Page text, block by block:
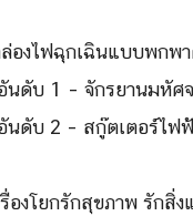
for:
องไฟฉุกเฉินแบบพกพ
นดับ 1 – จักรยานมหัศ
นดับ 2 – สกู๊ตเตอร์ไฟ
องโยกรักสุขภาพ รักสิ่